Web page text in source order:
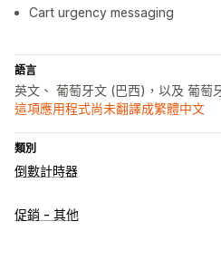
Cart urgency messaging
語言
英文、 葡萄牙文 (巴西)，以及 葡萄
這項應用程式尚未翻譯成繁體中文
類別
倒數計時器
顯示選項
促銷 - 其他